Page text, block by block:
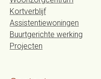
Kortverblijf
Assistentiewoningen
Buurtgerichte werking
Projecten